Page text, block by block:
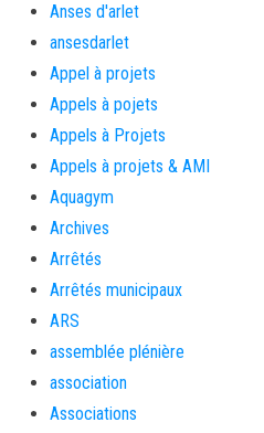
Anses d'arlet
ansesdarlet
Appel à projets
Appels à pojets
Appels à Projets
Appels à projets & AMI
Aquagym
Archives
Arrêtés
Arrêtés municipaux
ARS
assemblée plénière
association
Associations